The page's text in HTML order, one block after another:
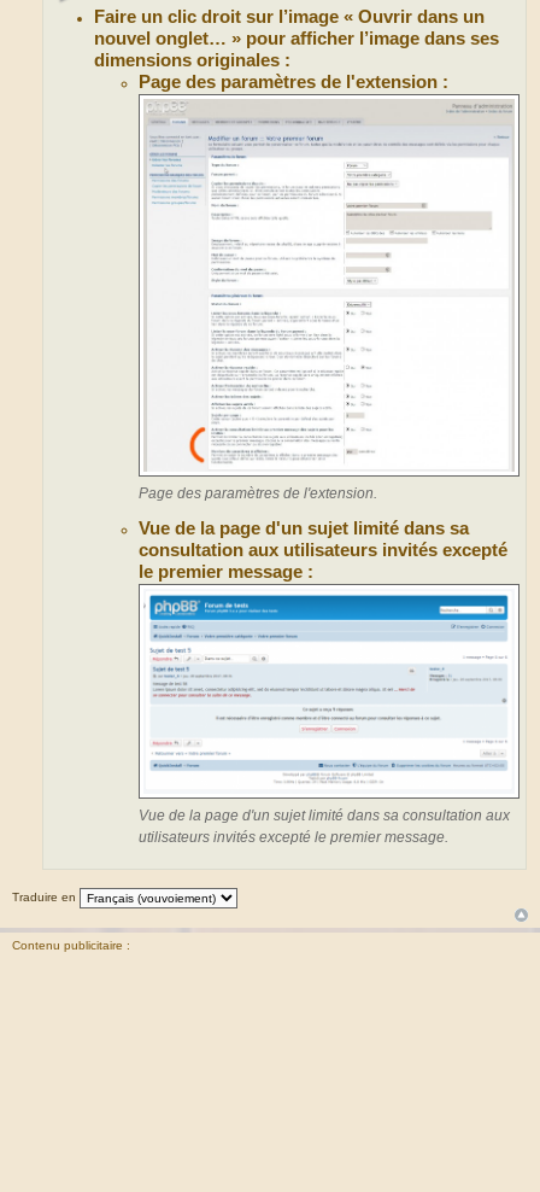
Faire un clic droit sur l’image « Ouvrir dans un
nouvel onglet… » pour afficher l’image dans ses
dimensions originales :
Page des paramètres de l'extension :
Page des paramètres de l'extension.
Vue de la page d'un sujet limité dans sa
consultation aux utilisateurs invités excepté
le premier message :
Vue de la page d'un sujet limité dans sa consultation aux
utilisateurs invités excepté le premier message.
Traduire en
Contenu publicitaire :